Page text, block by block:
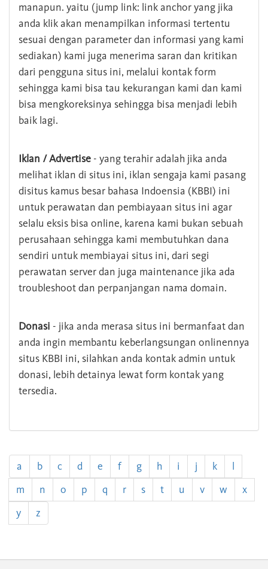
manapun. yaitu (jump link: link anchor yang jika
anda klik akan menampilkan informasi tertentu
sesuai dengan parameter dan informasi yang kami
sediakan) kami juga menerima saran dan kritikan
dari pengguna situs ini, melalui kontak form
sehingga kami bisa tau kekurangan kami dan kami
bisa mengkoreksinya sehingga bisa menjadi lebih
baik lagi.
Iklan / Advertise - yang terahir adalah jika anda
melihat iklan di situs ini, iklan sengaja kami pasang
disitus kamus besar bahasa Indoensia (KBBI) ini
untuk perawatan dan pembiayaan situs ini agar
selalu eksis bisa online, karena kami bukan sebuah
perusahaan sehingga kami membutuhkan dana
sendiri untuk membiayai situs ini, dari segi
perawatan server dan juga maintenance jika ada
troubleshoot dan perpanjangan nama domain.
Donasi - jika anda merasa situs ini bermanfaat dan
anda ingin membantu keberlangsungan onlinennya
situs KBBI ini, silahkan anda kontak admin untuk
donasi, lebih detainya lewat form kontak yang
tersedia.
a b c d e f g h i j k
l
m
n o p q r s t u v w
x
y
z